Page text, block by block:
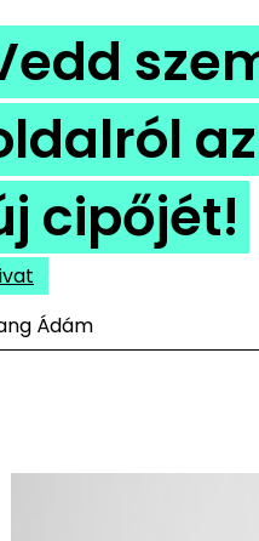
HIP
UTCA
cipőjét!
Ádám